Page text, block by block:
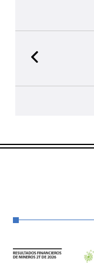
Previous slide